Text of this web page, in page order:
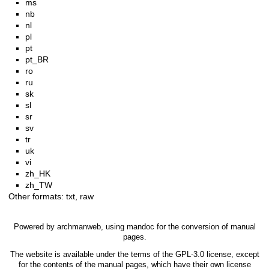
ms
nb
nl
pl
pt
pt_BR
ro
ru
sk
sl
sr
sv
tr
uk
vi
zh_HK
zh_TW
Other formats: txt raw
Powered by archmanweb, using mandoc for the conversion of manual
pages.
The website is available under the terms of the GPL-3.0license, except
for the contents of the manual pages, which have their own license